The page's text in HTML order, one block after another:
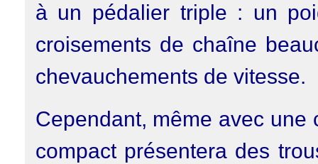
à un pédalier triple : un
croisements de chaîne
chevauchements de vitesse.
Cependant, même avec une
compact présentera des